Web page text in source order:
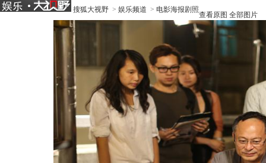
搜狐大视野 > 娱乐频道 > 电影海报剧照
查看原图 全部图片